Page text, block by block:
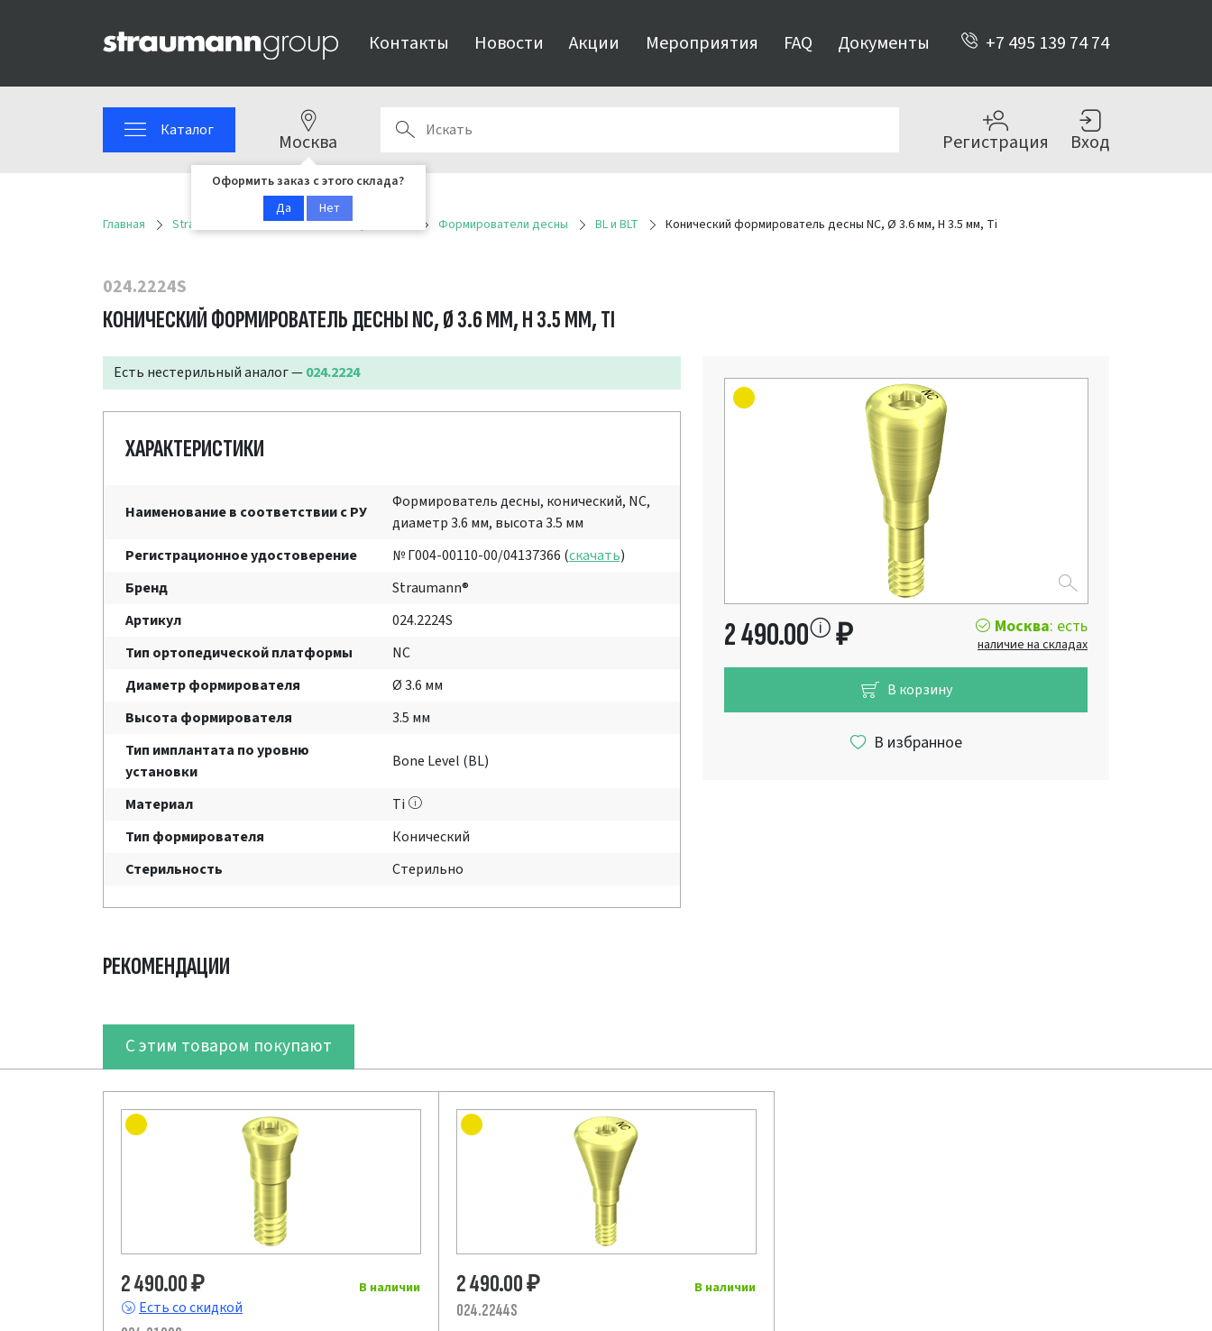
Контакты Новости Акции Мероприятия FAQ Документы +7 495 139 74 74
Каталог Москва
Оформить заказ с этого склада?
Да
Нет
Регистрация Вход
Главная Straumann Имплантационные решения Формирователи десны BL и BLT Конический формирователь десны NC, Ø 3.6 мм, H 3.5 мм, Ti
024.2224S
КОНИЧЕСКИЙ ФОРМИРОВАТЕЛЬ ДЕСНЫ NC, Ø 3.6 ММ, H 3.5 ММ, TI
Есть нестерильный аналог —024.2224
ХАРАКТЕРИСТИКИ
Наименование в соответствии с РУ
Формирователь десны, конический, NC,
диаметр 3.6 мм, высота 3.5 мм
Регистрационное удостоверение
№ Г004-00110-00/04137366 (скачать)
Бренд
Straumann®
Артикул
024.2224S
Тип ортопедической платформы
NC
Диаметр формирователя
Ø 3.6 мм
Высота формирователя
3.5 мм
Тип имплантата по уровню
установки
Bone Level (BL)
Материал
Ti
Тип формирователя
Конический
Стерильность
Стерильно
2 490.00 ₽ Москва: есть
наличие на складах
В корзину
РЕКОМЕНДАЦИИ
С этим товаром покупают
В наличии
2 490.00₽
Есть со скидкой
В наличии
2 490.00₽
024.2244S